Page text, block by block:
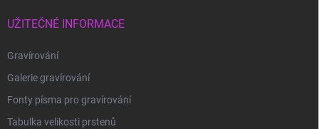
UŽITEČNÉ INFORMACE
Gravírování
Galerie gravírování
Fonty písma pro gravírování
Tabulka velikosti prstenů